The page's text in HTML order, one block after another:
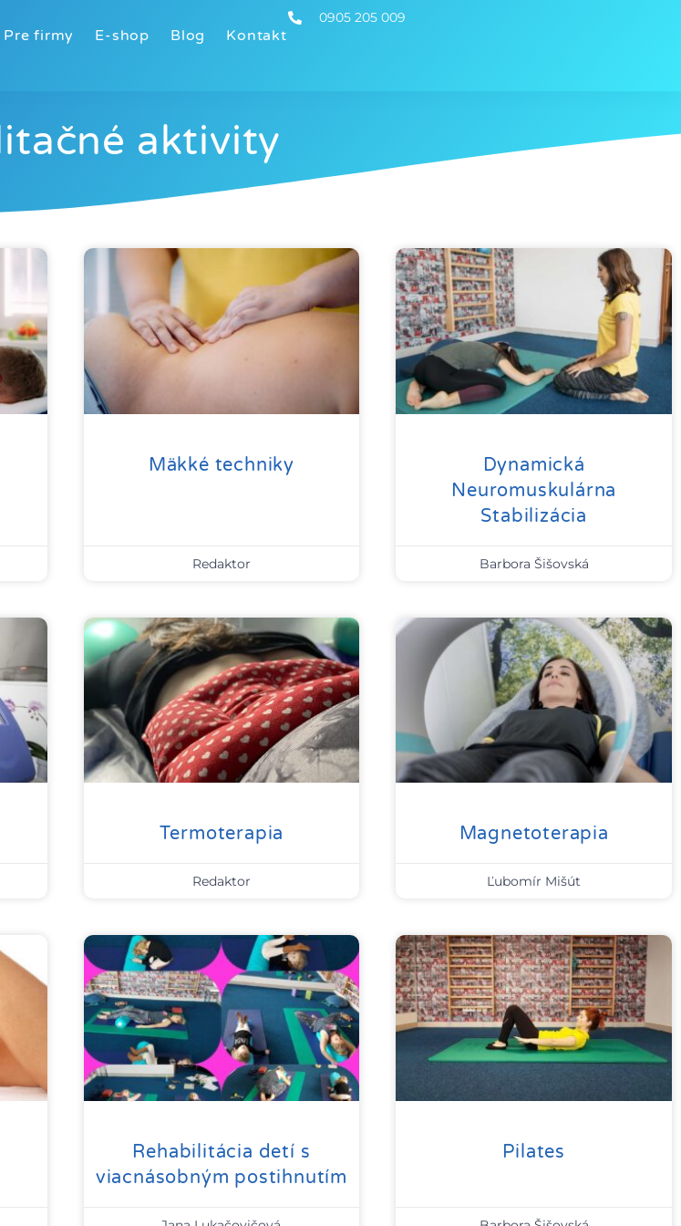
Pre firmy E-shop Blog Kontakt
0905 205 009
aktivity
Mäkké techniky
Redaktor
Dynamická
Neuromuskulárna
Stabilizácia
Barbora Šišovská
Termoterapia
Redaktor
Magnetoterapia
Ľubomír Mišút
Rehabilitácia detí s
viacnásobným postihnutím
Pilates